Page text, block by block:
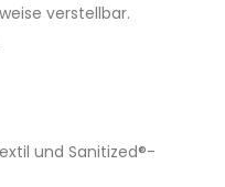
verstellbar.
und Sanitized®-